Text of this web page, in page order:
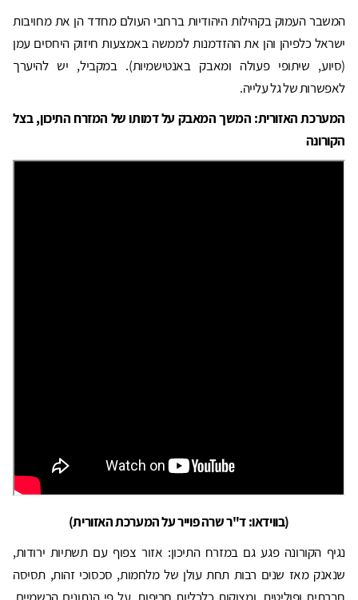
המשבר העמוק בקהילות היהודיות ברחבי העולם מחדד הן את מחויבות
ישראל כלפיהן והן את ההזדמנות לממשה באמצעות חיזוק היחסים עמן
(סיוע, שיתופי פעולה ומאבק באנטישמיות). במקביל, יש להיערך
לאפשרות של גל עלייה.
המערכת האזורית: המשך המאבק על דמותו של המזרח התיכון, בצל
הקורונה
(בווידאו: ד"ר שרה פוייר על המערכת האזורית)
נגיף הקורונה פגע גם במזרח התיכון: אזור צפוף עם תשתיות ירודות,
שנאנק מאז שנים רבות תחת עולן של מלחמות, סכסוכי זהות, תסיסה